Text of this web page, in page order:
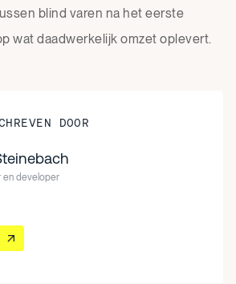
blind varen na het eerste
wat daadwerkelijk omzet oplevert.
DOOR
en developer